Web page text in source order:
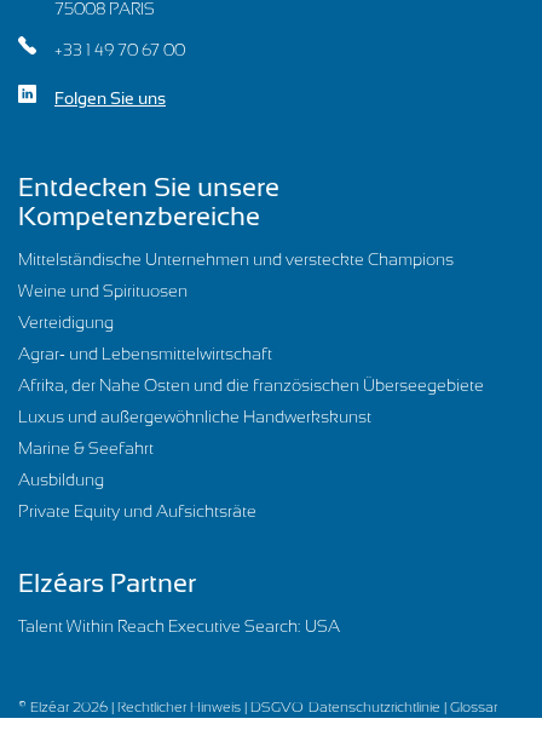
75008 PARIS
+33 1 49 70 67 00
Folgen Sie uns
Entdecken Sie unsere
Kompetenzbereiche
Mittelständische Unternehmen und versteckte Champions
Weine und Spirituosen
Verteidigung
Agrar- und Lebensmittelwirtschaft
Afrika, der Nahe Osten und die französischen Überseegebiete
Luxus und außergewöhnliche Handwerkskunst
Marine & Seefahrt
Ausbildung
Private Equity und Aufsichtsräte
Elzéars Partner
Talent Within Reach Executive Search: USA
© Elzéar 2026 | Rechtlicher Hinweis | DSGVO-Datenschutzrichtlinie | Glossar